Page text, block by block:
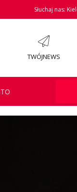
Słuchaj nas:
TWÓJNEWS